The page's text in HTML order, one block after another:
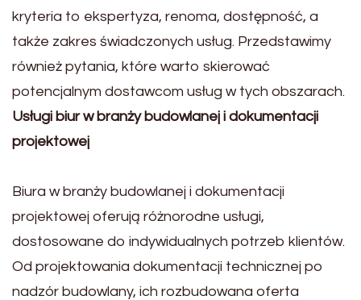
kryteria to ekspertyza, renoma, dostępność, a
także zakres świadczonych usług. Przedstawimy
również pytania, które warto skierować
potencjalnym dostawcom usług w tych obszarach.
Usługi biur w branży budowlanej i dokumentacji
projektowej
Biura w branży budowlanej i dokumentacji
projektowej oferują różnorodne usługi,
dostosowane do indywidualnych potrzeb klientów.
Od projektowania dokumentacji technicznej po
nadzór budowlany, ich rozbudowana oferta